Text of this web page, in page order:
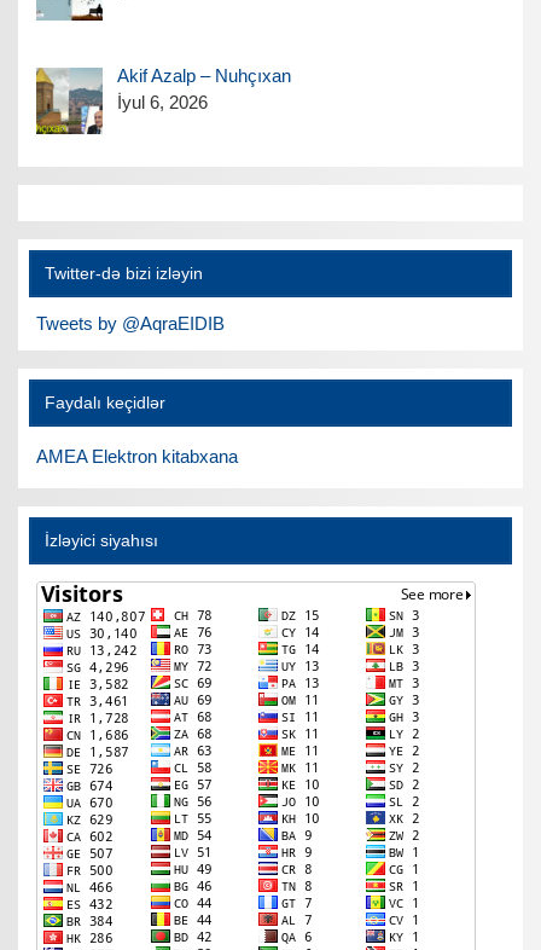
Akif Azalp – Nuhçıxan
İyul 6, 2026
Twitter-də bizi izləyin
Tweets by @AqraEIDIB
Faydalı keçidlər
AMEA Elektron kitabxana
İzləyici siyahısı